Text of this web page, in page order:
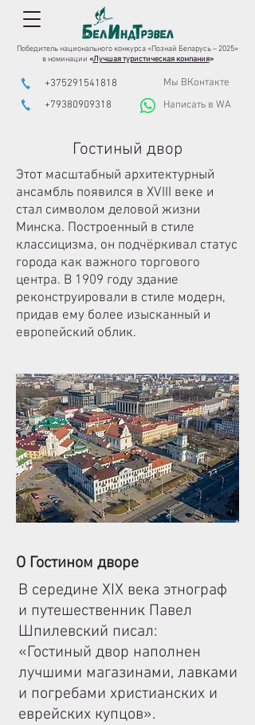
Победитель национального конкурса «Познай Беларусь – 2025»
в номинации «Лучшая туристическая компания»
+375291541818
Мы ВКонтакте
+79380909318
Написать в WA
Гостиный двор
Этот масштабный архитектурный
ансамбль появился в XVIII веке и
стал символом деловой жизни
Минска. Построенный в стиле
классицизма, он подчёркивал статус
города как важного торгового
центра. В 1909 году здание
реконструировали в стиле модерн,
придав ему более изысканный и
европейский облик.
О Гостином дворе
В середине XIX века этнограф
и путешественник Павел
Шпилевский писал:
«Гостиный двор наполнен
лучшими магазинами, лавками
и погребами христианских и
еврейских купцов».